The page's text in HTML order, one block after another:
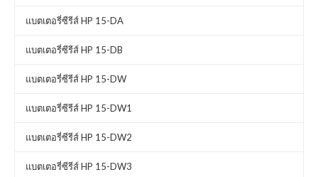
แบตเตอรี่ซีรีส์ HP 15-DA
แบตเตอรี่ซีรีส์ HP 15-DB
แบตเตอรี่ซีรีส์ HP 15-DW
แบตเตอรี่ซีรีส์ HP 15-DW1
แบตเตอรี่ซีรีส์ HP 15-DW2
แบตเตอรี่ซีรีส์ HP 15-DW3